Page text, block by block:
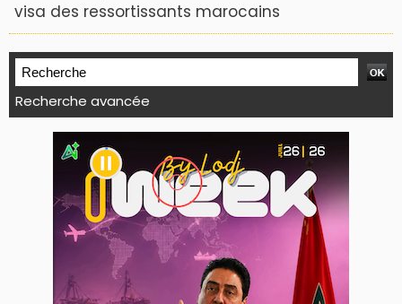
visa des ressortissants marocains
Recherche avancée